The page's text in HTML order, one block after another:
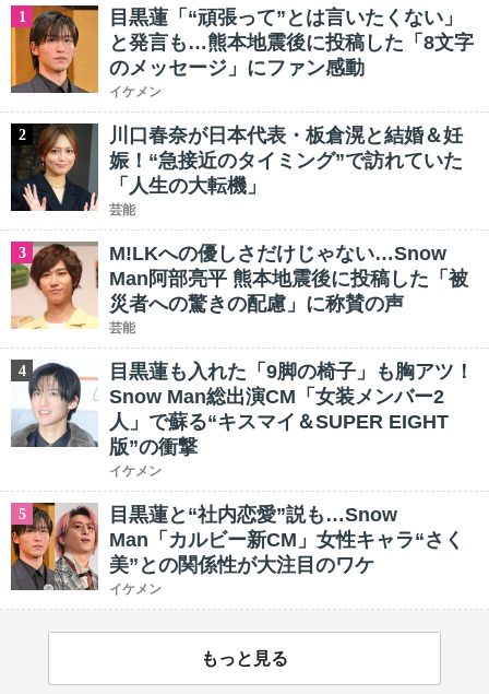
1
目黒蓮「“頑張って”とは言いたくない」
と発言も…熊本地震後に投稿した「8文字
のメッセージ」にファン感動
イケメン
2
川口春奈が日本代表・板倉滉と結婚＆妊
娠！“急接近のタイミング”で訪れていた
「人生の大転機」
芸能
3
M!LKへの優しさだけじゃない…Snow
Man阿部亮平 熊本地震後に投稿した「被
災者への驚きの配慮」に称賛の声
芸能
4
目黒蓮も入れた「9脚の椅子」も胸アツ！
Snow Man総出演CM「女装メンバー2
人」で蘇る“キスマイ＆SUPER EIGHT
版”の衝撃
イケメン
5
目黒蓮と“社内恋愛”説も…Snow
Man「カルビー新CM」女性キャラ“さく
美”との関係性が大注目のワケ
イケメン
もっと見る